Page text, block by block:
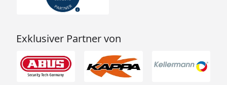
Exklusiver Partner von